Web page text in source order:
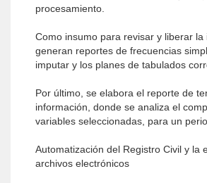
procesamiento.
Como insumo para revisar y liberar la
generan reportes de frecuencias
imputar y los planes de tabulados
Por último, se elabora el reporte de
información, donde se analiza el
variables seleccionadas, para un
Automatización del Registro Civil y la
archivos electrónicos